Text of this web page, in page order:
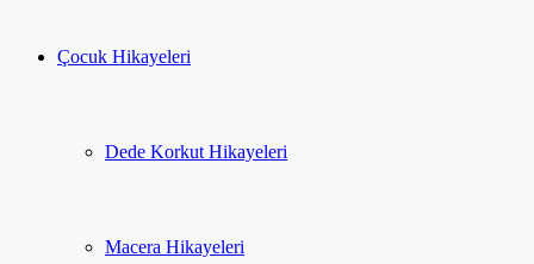
Çocuk Hikayeleri
Dede Korkut Hikayeleri
Macera Hikayeleri